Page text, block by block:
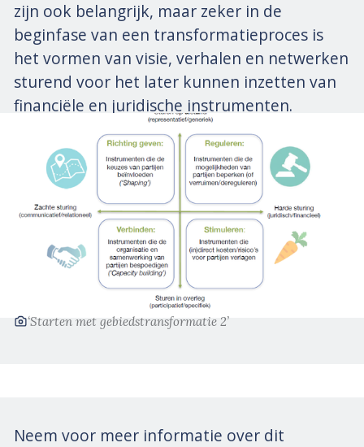
zijn ook belangrijk, maar zeker in de
beginfase van een transformatieproces is
het vormen van visie, verhalen en netwerken
sturend voor het later kunnen inzetten van
financiële en juridische instrumenten.
‘Starten met gebiedstransformatie 2’
Neem voor meer informatie over dit